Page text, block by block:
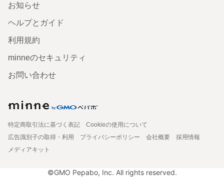
お知らせ
ヘルプとガイド
利用規約
minneのセキュリティ
お問い合わせ
特定商取引法に基づく表記
Cookieの使用について
広告識別子の取得・利用
プライバシーポリシー 会社概要
採用情報
メディアキット
©GMO Pepabo, Inc. All rights reserved.